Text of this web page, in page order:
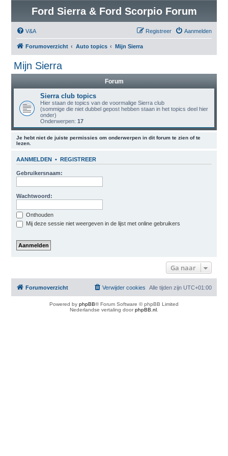
Ford Sierra & Ford Scorpio Forum
V&A Aanmelden
Registreer
Forumoverzicht Auto topics Mijn Sierra
Mijn Sierra
Forum
Sierra club topics
Hier staan de topics van de voormalige Sierra club
(sommige die niet dubbel gepost hebben staan in het topics deel hier
onder)
Onderwerpen: 17
Je hebt niet de juiste permissies om onderwerpen in dit forum te zien of te
lezen.
AANMELDEN • REGISTREER
Gebruikersnaam:
Wachtwoord:
Onthouden
Mij deze sessie niet weergeven in de lijst met online gebruikers
Ga naar
Forumoverzicht Alle tijden zijn UTC+01:00
Verwijder cookies
Powered by phpBB® Forum Software © phpBB Limited
Nederlandse vertaling doorphpBB.nl